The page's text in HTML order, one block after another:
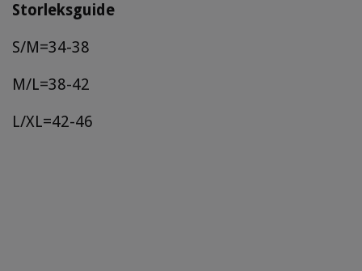
Storleksguide
S/M=34-38
M/L=38-42
L/XL=42-46